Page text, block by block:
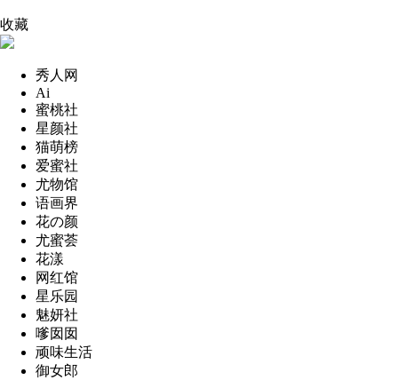
收藏
秀人网
Ai
蜜桃社
星颜社
猫萌榜
爱蜜社
尤物馆
语画界
花の颜
尤蜜荟
花漾
网红馆
星乐园
魅妍社
嗲囡囡
顽味生活
御女郎